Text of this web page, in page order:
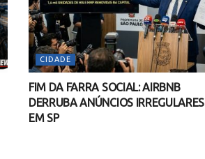
CIDADE
FIM DA FARRA SOCIAL: AIRBNB
DERRUBA ANÚNCIOS IRREGULARES
EM SP